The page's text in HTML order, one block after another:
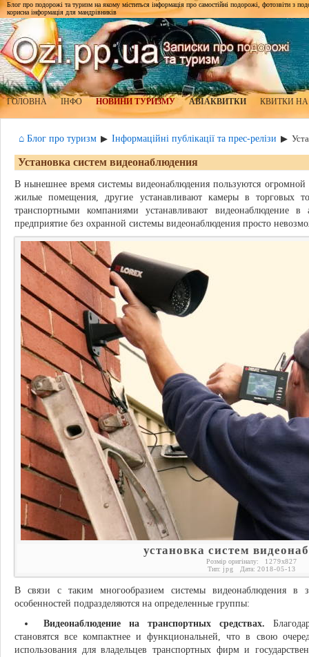
Блог про подорожі та туризм на якому міститься інформація про самостійні подорожі, фотозвіти з
корисна інформація для мандрівників
ГОЛОВНА ІНФО НОВИНИ ТУРИЗМУ АВІАКВИТКИ КВИТКИ
⌂ Блог про туризм ▶ Інформаційні публікації та прес-релізи ▶
Установка систем видеонаблюдения
В нынешнее время системы видеонаблюдения пользуются огромной
жилые помещения, другие устанавливают камеры в торговых
транспортными компаниями устанавливают видеонаблюдение
предприятие без охранной системы видеонаблюдения просто
установка систем
Розмір оригіналу: 1279x827
Тип: jpg Дата: 2018-05-13
В связи с таким многообразием системы видеонаблюдения в
особенностей подразделяются на определенные группы:
Видеонаблюдение на транспортных средствах.
становятся все компактнее и функциональней, что в свою
использования для владельцев транспортных фирм и